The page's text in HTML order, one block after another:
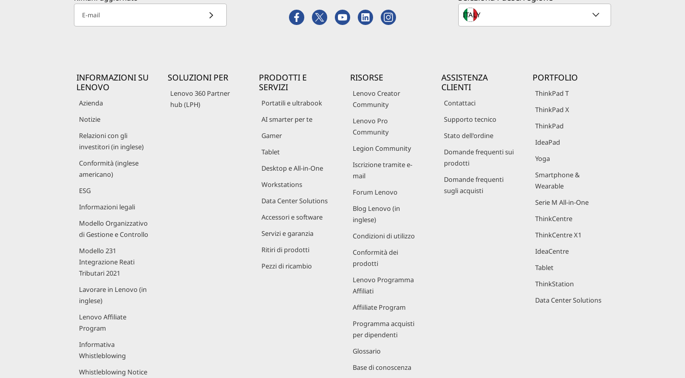
E-mail
INFORMAZIONI SU
LENOVO
Azienda
Notizie
Relazioni con gli
investitori (in inglese)
Conformità (inglese
americano)
ESG
Informazioni legali
Modello Organizzativo
di Gestione e Controllo
Modello 231
Integrazione Reati
Tributari 2021
Lavorare in Lenovo (in
inglese)
Lenovo Affiliate
Program
Informativa
Whistleblowing
Whistleblowing Notice
SOLUZIONI PER
Lenovo 360 Partner
hub (LPH)
PRODOTTI E
SERVIZI
Portatili e ultrabook
AI smarter per te
Gamer
Tablet
Desktop e All-in-One
Workstations
Data Center Solutions
Accessori e software
Servizi e garanzia
Ritiri di prodotti
Pezzi di ricambio
RISORSE
Lenovo Creator
Community
Lenovo Pro
Community
Legion Community
Iscrizione tramite e-
mail
Forum Lenovo
Blog Lenovo (in
inglese)
Condizioni di utilizzo
Conformità dei
prodotti
Lenovo Programma
Affiliati
Affiiliate Program
Programma acquisti
per dipendenti
Glossario
Base di conoscenza
ASSISTENZA
CLIENTI
Contattaci
Supporto tecnico
Stato dell'ordine
Domande frequenti sui
prodotti
Domande frequenti
sugli acquisti
PORTFOLIO
ThinkPad T
ThinkPad X
ThinkPad
IdeaPad
Yoga
Smartphone &
Wearable
Serie M All-in-One
ThinkCentre
ThinkCentre X1
IdeaCentre
Tablet
ThinkStation
Data Center Solutions